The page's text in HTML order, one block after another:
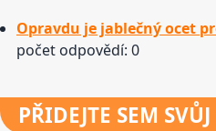
Opravdu je jablečný ocet
počet odpovědí: 0
PŘIDEJTE SEM